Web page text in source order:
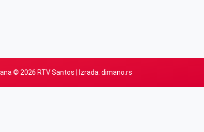
© 2026 RTV Santos | Izrada: dimano.rs